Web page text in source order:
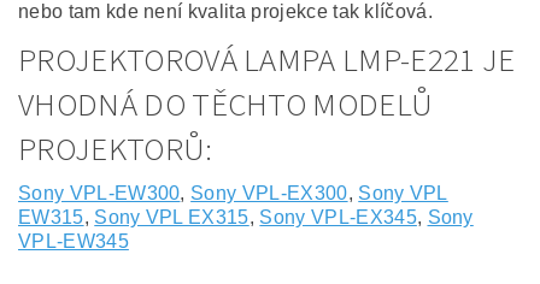
nebo tam kde není kvalita projekce tak klíčová.
PROJEKTOROVÁ LAMPA LMP-E221 JE
VHODNÁ DO TĚCHTO MODELŮ
PROJEKTORŮ:
Sony VPL-EW300, Sony VPL-EX300, Sony VPL
EW315, Sony VPL EX315, Sony VPL-EX345, Sony
VPL-EW345